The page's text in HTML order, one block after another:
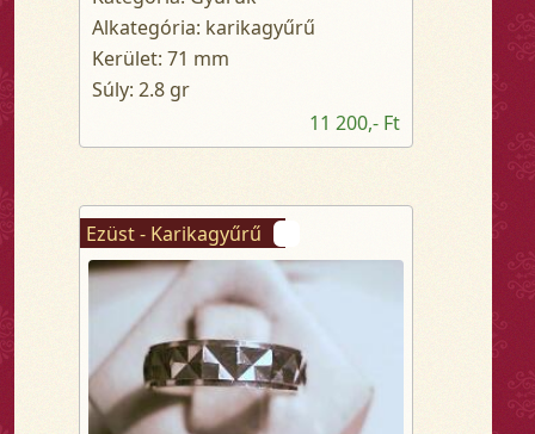
Alkategória: karikagyűrű
Kerület: 71 mm
Súly: 2.8 gr
11 200,- Ft
Ezüst - Karikagyűrű